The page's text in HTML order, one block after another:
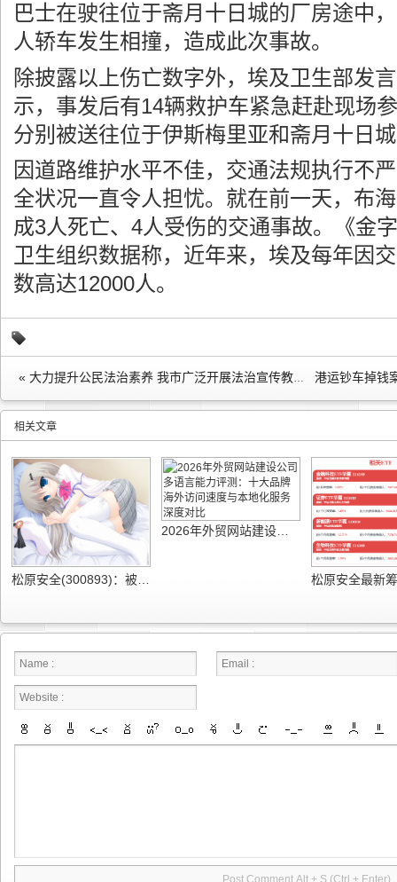
巴士在驶往位于斋月十日城的厂房途中
人轿车发生相撞，造成此次事故。
除披露以上伤亡数字外，埃及卫生部发
示，事发后有14辆救护车紧急赶赴现场
分别被送往位于伊斯梅里亚和斋月十日
因道路维护水平不佳，交通法规执行不
全状况一直令人担忧。就在前一天，布
成3人死亡、4人受伤的交通事故。《金
卫生组织数据称，近年来，埃及每年因
数高达12000人。
« 大力提升公民法治素养 我市广泛开展法治宣传教育 港运钞车掉钱
相关文章
松原安全(300893)：被动安全持续进阶 供应链垂直整合盈利韧性凸显
2026年外贸网站建设公司多语言能力评测：十大品牌海外访问速度与本地化服务深度对比